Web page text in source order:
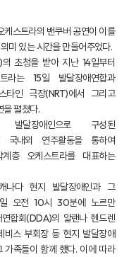
스트라의 밴쿠버 공연이 이를
미 있는 시간을 만들어주었다.
초청을 받아 지난 14일부터
라는 15일 발달장애연합과
인 극장(NRT)에서 그리고
을 펼쳤다.
달장애인으로 구성된
국내외 연주활동을 통하여
층 오케스트라를 대표하는
나다 현지 발달장애인과 그
오전 10시 30분에 노르만
합회(DDA)의 알랜나 헨드렌
스 부회장 등 현지 발달장애
가족들이 함께 했다. 이에 따라